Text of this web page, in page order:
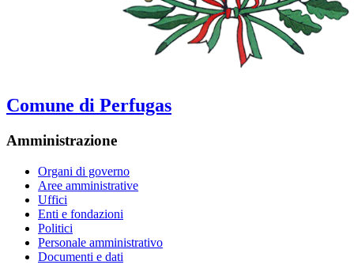
Comune di Perfugas
Amministrazione
Organi di governo
Aree amministrative
Uffici
Enti e fondazioni
Politici
Personale amministrativo
Documenti e dati